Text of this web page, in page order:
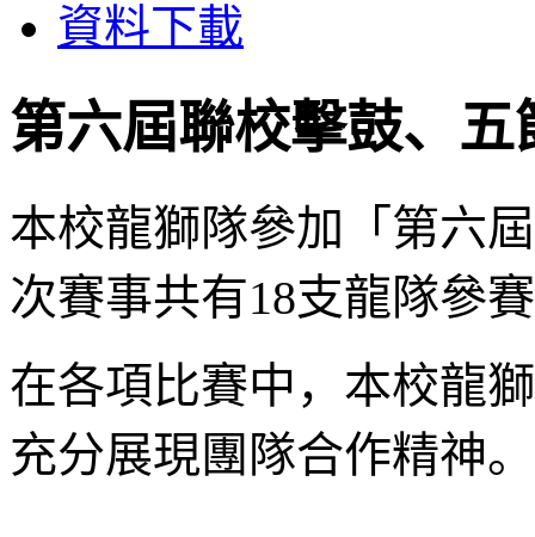
資料下載
第六屆聯校擊鼓、五
本校龍獅隊參加「第六
次賽事共有18支龍隊參
在各項比賽中，本校龍
充分展現團隊合作精神